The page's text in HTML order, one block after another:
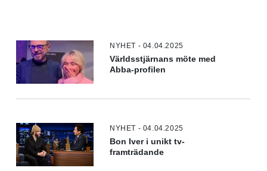
NYHET - 04.04.2025
Världsstjärnans möte med
Abba-profilen
NYHET - 04.04.2025
Bon Iver i unikt tv-
framträdande